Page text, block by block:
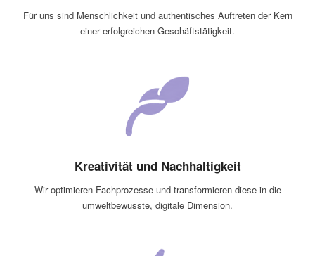
Für uns sind Menschlichkeit und authentisches Auftreten der Kern
einer erfolgreichen Geschäftstätigkeit.
Kreativität und Nachhaltigkeit
Wir optimieren Fachprozesse und transformieren diese in die
umweltbewusste, digitale Dimension.